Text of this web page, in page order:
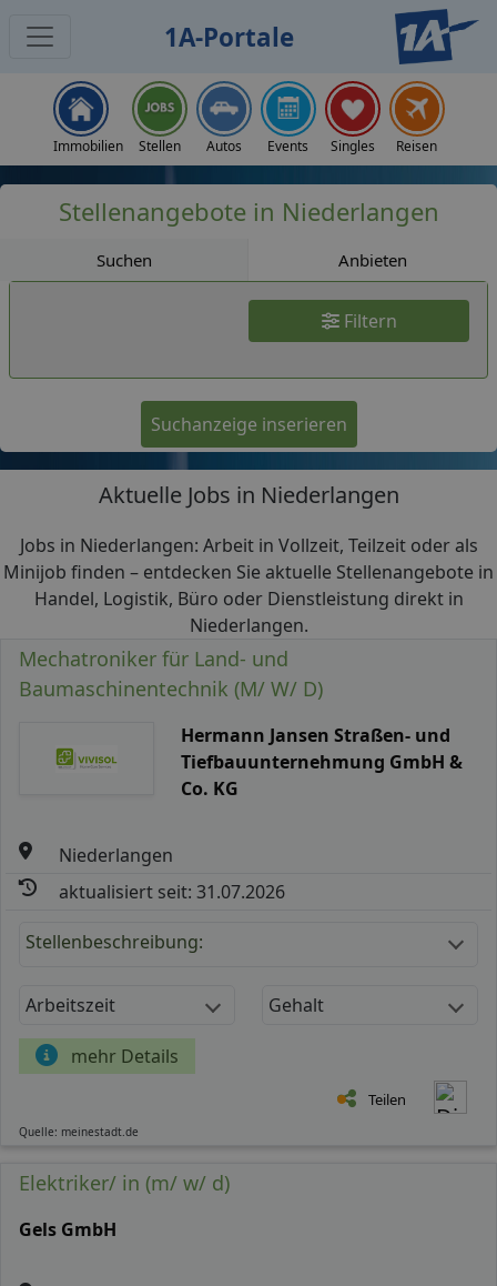
1A-Portale
Immobilien Stellen Autos Events Singles Reisen
Stellenangebote in Niederlangen
Suchen Anbieten
Filtern
Suchanzeige inserieren
Aktuelle Jobs in Niederlangen
Jobs in Niederlangen: Arbeit in Vollzeit, Teilzeit oder als
Minijob finden – entdecken Sie aktuelle Stellenangebote in
Handel, Logistik, Büro oder Dienstleistung direkt in
Niederlangen.
Mechatroniker für Land- und
Baumaschinentechnik (M/ W/ D)
Hermann Jansen Straßen- und
Tiefbauunternehmung GmbH &
Co. KG
Niederlangen
aktualisiert seit: 31.07.2026
Stellenbeschreibung:
Arbeitszeit Gehalt
mehr Details
Teilen
Quelle: meinestadt.de
Elektriker/ in (m/ w/ d)
Gels GmbH